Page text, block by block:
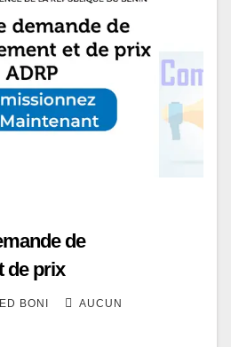
de
de prix
BONI AUCUN